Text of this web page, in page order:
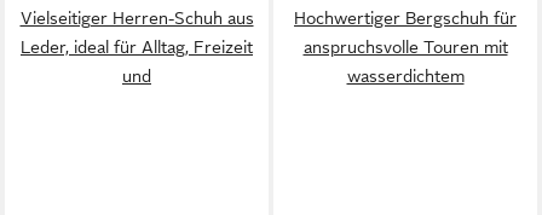
Vielseitiger Herren-Schuh aus
Leder, ideal für Alltag, Freizeit
und
Hochwertiger Bergschuh für
anspruchsvolle Touren mit
wasserdichtem